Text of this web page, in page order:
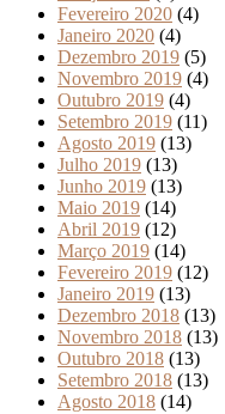
Fevereiro 2020 (4)
Janeiro 2020 (4)
Dezembro 2019 (5)
Novembro 2019 (4)
Outubro 2019 (4)
Setembro 2019 (11)
Agosto 2019 (13)
Julho 2019 (13)
Junho 2019 (13)
Maio 2019 (14)
Abril 2019 (12)
Março 2019 (14)
Fevereiro 2019 (12)
Janeiro 2019 (13)
Dezembro 2018 (13)
Novembro 2018 (13)
Outubro 2018 (13)
Setembro 2018 (13)
Agosto 2018 (14)